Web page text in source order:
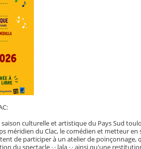
culturelle et artistique du Pays Sud
méridien du Clac, le comédien et metteur
de participer à un atelier de
du spectacle ·.· lala ·.· ainsi qu'une